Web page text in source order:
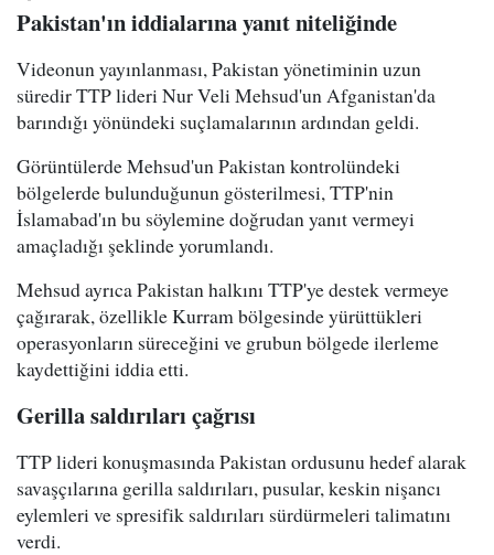
Pakistan'ın iddialarına yanıt niteliğinde
Videonun yayınlanması, Pakistan yönetiminin uzun
süredir TTP lideri Nur Veli Mehsud'un Afganistan'da
barındığı yönündeki suçlamalarının ardından geldi.
Görüntülerde Mehsud'un Pakistan kontrolündeki
bölgelerde bulunduğunun gösterilmesi, TTP'nin
İslamabad'ın bu söylemine doğrudan yanıt vermeyi
amaçladığı şeklinde yorumlandı.
Mehsud ayrıca Pakistan halkını TTP'ye destek vermeye
çağırarak, özellikle Kurram bölgesinde yürüttükleri
operasyonların süreceğini ve grubun bölgede ilerleme
kaydettiğini iddia etti.
Gerilla saldırıları çağrısı
TTP lideri konuşmasında Pakistan ordusunu hedef alarak
savaşçılarına gerilla saldırıları, pusular, keskin nişancı
eylemleri ve spresifik saldırıları sürdürmeleri talimatını
verdi.